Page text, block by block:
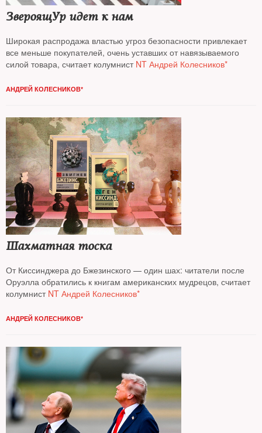
ЗвероящУр идет к нам
Широкая распродажа властью угроз безопасности привлекает
все меньше покупателей, очень уставших от навязываемого
силой товара, считает колумнистNT Андрей Колесников*
АНДРЕЙ КОЛЕСНИКОВ*
Шахматная тоска
От Киссинджера до Бжезинского — один шах: читатели после
Оруэлла обратились к книгам американских мудрецов, считает
колумнистNT Андрей Колесников*
АНДРЕЙ КОЛЕСНИКОВ*